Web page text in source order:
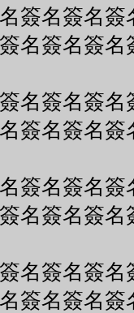
簽名簽名
名簽名簽名
名簽名簽
簽名簽名簽
簽名簽名
名簽名簽名
名簽名簽
簽名簽名簽